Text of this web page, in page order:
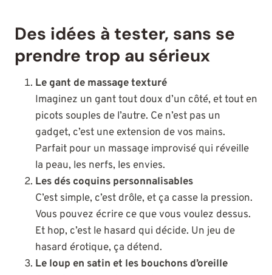
Des idées à tester, sans se
prendre trop au sérieux
Le gant de massage texturé
Imaginez un gant tout doux d’un côté, et tout en
picots souples de l’autre. Ce n’est pas un
gadget, c’est une extension de vos mains.
Parfait pour un massage improvisé qui réveille
la peau, les nerfs, les envies.
Les dés coquins personnalisables
C’est simple, c’est drôle, et ça casse la pression.
Vous pouvez écrire ce que vous voulez dessus.
Et hop, c’est le hasard qui décide. Un jeu de
hasard érotique, ça détend.
Le loup en satin et les bouchons d’oreille